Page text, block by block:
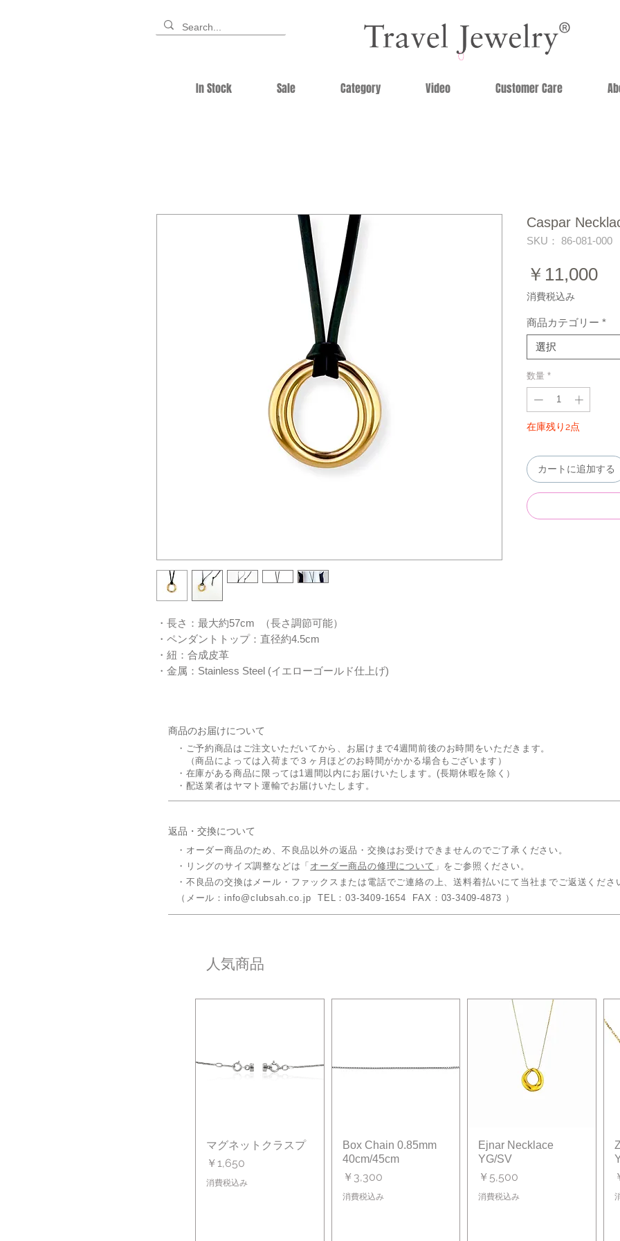
In Stock Sale Category Video Customer Care
・長さ：最大約57cm （長さ調節可能）
・ペンダントトップ：直径約4.5cm
・紐：合成皮革
・金属：Stainless Steel (イエローゴールド仕上げ)
Caspar
SKU： 86-081-000
￥11,000価
消費税込み
商品カテゴリー *
選択
数量 *
在庫残り2点
カートに追加する
商品のお届けについて
・ご予約商品はご注文いただいてから、お届けまで4週間前後のお時間をいただきます。
（商品によっては入荷まで３ヶ月ほどのお時間がかかる場合もございます）
・在庫がある商品に限っては1週間以内にお届けいたします。(長期休暇を除く）
・配送業者はヤマト運輸でお届けいたします。
返品・交換について
・オーダー商品のため、不良品以外の返品・交換はお受けできませんのでご了承ください。
​・リングのサイズ調整などは「 オーダー商品の修理について 」をご参照ください。
・不良品の交換はメール・ファックスまたは電話でご連絡の上、送料着払いにて当社までご返送くださ
（メール：info@clubsah.co.jp TEL：03-3409-1654 FAX：03-3409-4873 ）
人気商品
クイックビュー
マグネットクラスプ
価格
￥1,650
消費税込み
クイックビュー
Box Chain 0.85mm
40cm/45cm
価格
￥3,300
消費税込み
クイックビュー
Ejnar Necklace
YG/SV
価格
￥5,500
消費税込み